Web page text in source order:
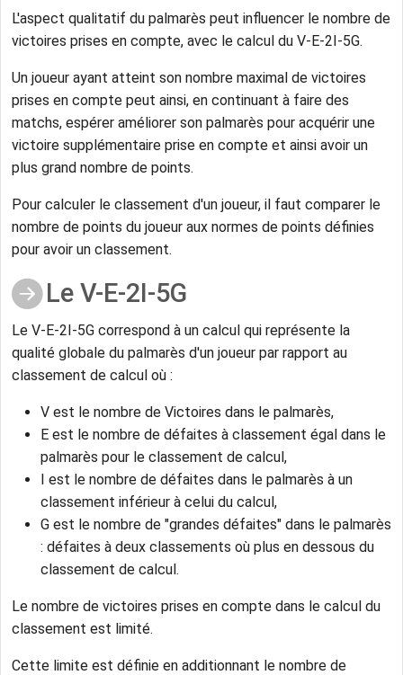
L'aspect qualitatif du palmarès peut influencer le nombre de
victoires prises en compte, avec le calcul du V-E-2I-5G.
Un joueur ayant atteint son nombre maximal de victoires
prises en compte peut ainsi, en continuant à faire des
matchs, espérer améliorer son palmarès pour acquérir une
victoire supplémentaire prise en compte et ainsi avoir un
plus grand nombre de points.
Pour calculer le classement d'un joueur, il faut comparer le
nombre de points du joueur aux normes de points définies
pour avoir un classement.
Le V-E-2I-5G
Le V-E-2I-5G correspond à un calcul qui représente la
qualité globale du palmarès d'un joueur par rapport au
classement de calcul où :
V est le nombre de Victoires dans le palmarès,
E est le nombre de défaites à classement égal dans le
palmarès pour le classement de calcul,
I est le nombre de défaites dans le palmarès à un
classement inférieur à celui du calcul,
G est le nombre de "grandes défaites" dans le palmarès
: défaites à deux classements où plus en dessous du
classement de calcul.
Le nombre de victoires prises en compte dans le calcul du
classement est limité.
Cette limite est définie en additionnant le nombre de